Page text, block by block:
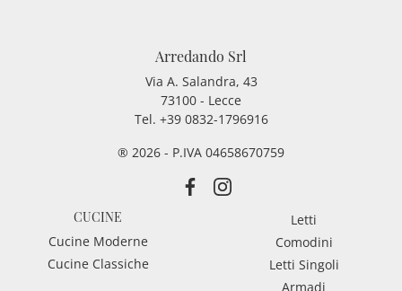
Arredando Srl
Via A. Salandra, 43
73100 - Lecce
Tel. +39 0832-1796916
® 2026 - P.IVA 04658670759
CUCINE
Cucine Moderne
Cucine Classiche
Letti
Comodini
Letti Singoli
Armadi